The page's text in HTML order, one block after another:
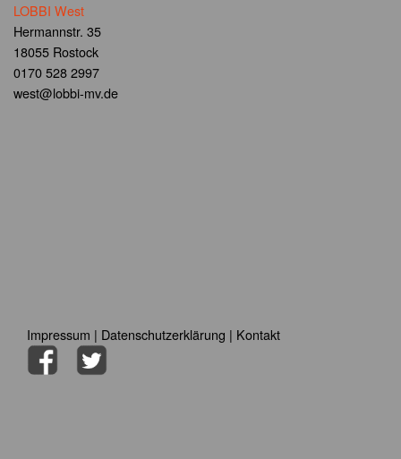
LOBBI West
Hermannstr. 35
18055 Rostock
0170 528 2997
west@lobbi-mv.de
Impressum | Datenschutzerklärung | Kontakt